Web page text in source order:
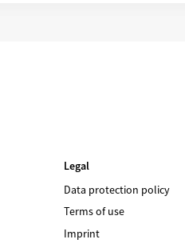
Legal
Data protection policy
Terms of use
Imprint